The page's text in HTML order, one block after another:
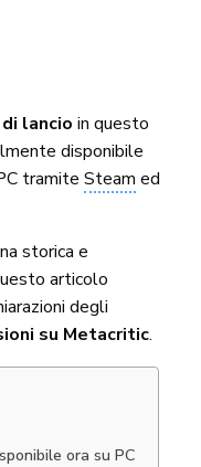
lancio in questo
disponibile
tramiteSteam ed
storica e
articolo
degli
su Metacritic.
ora su PC